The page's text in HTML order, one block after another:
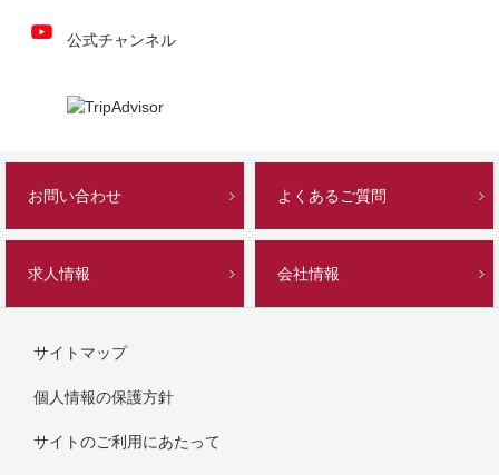
公式チャンネル
お問い合わせ よくあるご質問
求人情報 会社情報
サイトマップ
個人情報の保護方針
サイトのご利用にあたって